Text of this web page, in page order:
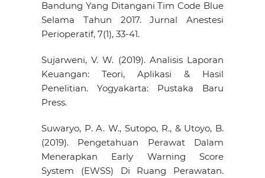
Bandung Yang Ditangani Tim Code Blue
Selama Tahun 2017. Jurnal Anestesi
Perioperatif, 7(1), 33-41.
Sujarweni, V. W. (2019). Analisis Laporan
Keuangan: Teori, Aplikasi & Hasil
Penelitian. Yogyakarta: Pustaka Baru
Press.
Suwaryo, P. A. W., Sutopo, R., & Utoyo, B.
(2019). Pengetahuan Perawat Dalam
Menerapkan Early Warning Score
System (EWSS) Di Ruang Perawatan.